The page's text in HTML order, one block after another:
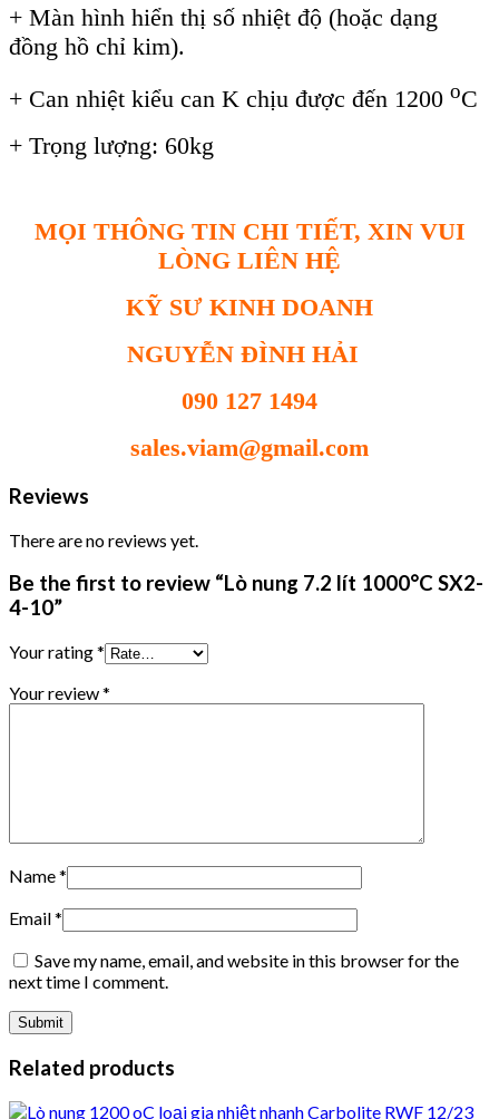
+ Màn hình hiển thị số nhiệt độ (hoặc dạng
đồng hồ chỉ kim).
+ Can nhiệt kiểu can K chịu được đến 1200 oC
+ Trọng lượng: 60kg
MỌI THÔNG TIN CHI TIẾT, XIN VUI
LÒNG LIÊN HỆ
KỸ SƯ KINH DOANH
NGUYỄN ĐÌNH HẢI
090 127 1494
sales.viam@gmail.com
Reviews
There are no reviews yet.
Be the first to review “Lò nung 7.2 lít 1000°C SX2-
4-10”
Your rating*
Your review*
Name*
Email*
Save my name, email, and website in this browser for the
next time I comment.
Related products